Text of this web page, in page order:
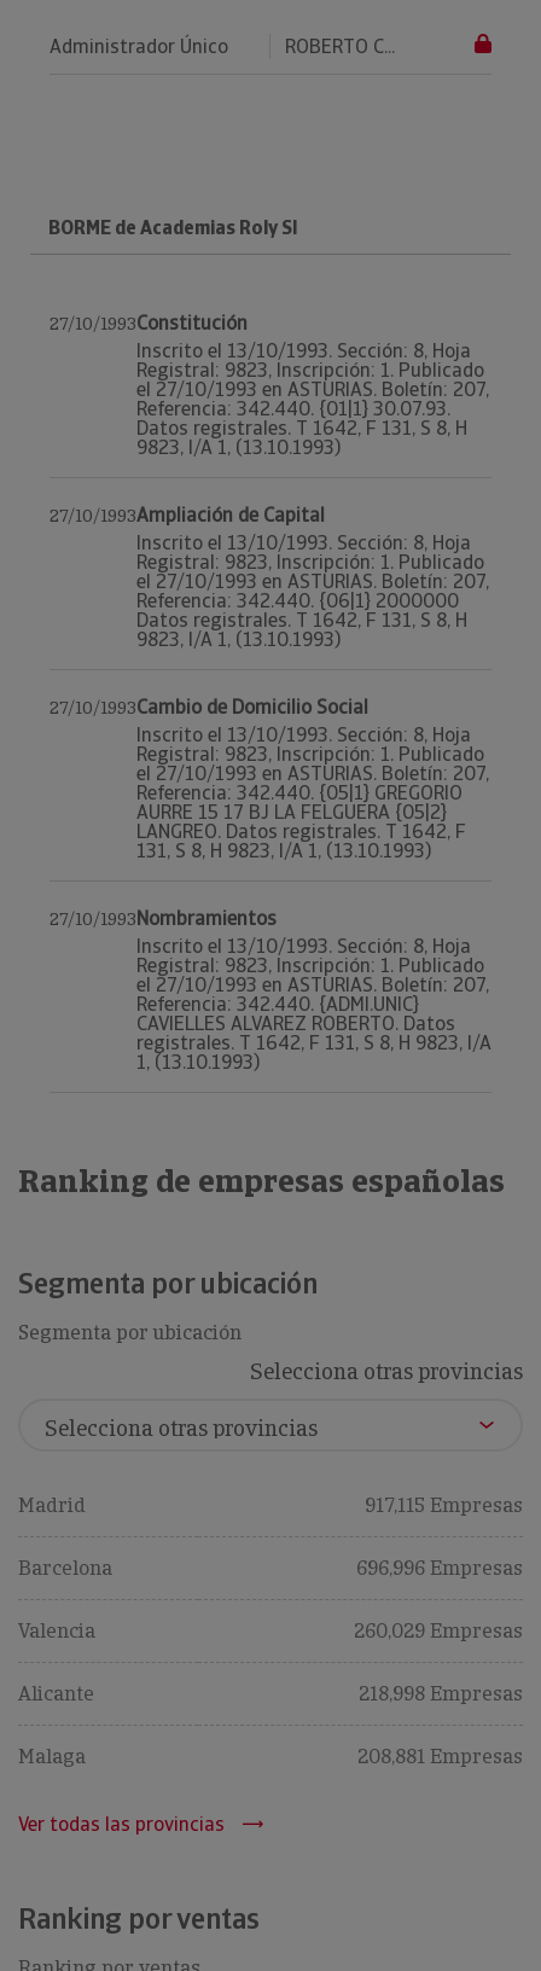
Administrador Único ROBERTO C...
BORME de Academias Roly Sl
27/10/1993Constitución
Inscrito el 13/10/1993. Sección: 8, Hoja
Registral: 9823, Inscripción: 1. Publicado
el 27/10/1993 en ASTURIAS. Boletín: 207,
Referencia: 342.440. {01|1} 30.07.93.
Datos registrales. T 1642, F 131, S 8, H
9823, I/A 1, (13.10.1993)
27/10/1993Ampliación de Capital
Inscrito el 13/10/1993. Sección: 8, Hoja
Registral: 9823, Inscripción: 1. Publicado
el 27/10/1993 en ASTURIAS. Boletín: 207,
Referencia: 342.440. {06|1} 2000000
Datos registrales. T 1642, F 131, S 8, H
9823, I/A 1, (13.10.1993)
27/10/1993Cambio de Domicilio Social
Inscrito el 13/10/1993. Sección: 8, Hoja
Registral: 9823, Inscripción: 1. Publicado
el 27/10/1993 en ASTURIAS. Boletín: 207,
Referencia: 342.440. {05|1} GREGORIO
AURRE 15 17 BJ LA FELGUERA {05|2}
LANGREO. Datos registrales. T 1642, F
131, S 8, H 9823, I/A 1, (13.10.1993)
27/10/1993Nombramientos
Inscrito el 13/10/1993. Sección: 8, Hoja
Registral: 9823, Inscripción: 1. Publicado
el 27/10/1993 en ASTURIAS. Boletín: 207,
Referencia: 342.440. {ADMI.UNIC}
CAVIELLES ALVAREZ ROBERTO. Datos
registrales. T 1642, F 131, S 8, H 9823, I/A
1, (13.10.1993)
Ranking de empresas españolas
Segmenta por ubicación
Segmenta por ubicación
Selecciona otras provincias
Madrid 917,115 Empresas
Barcelona 696,996 Empresas
Valencia 260,029 Empresas
Alicante 218,998 Empresas
Malaga 208,881 Empresas
Ver todas las provincias
Ranking por ventas